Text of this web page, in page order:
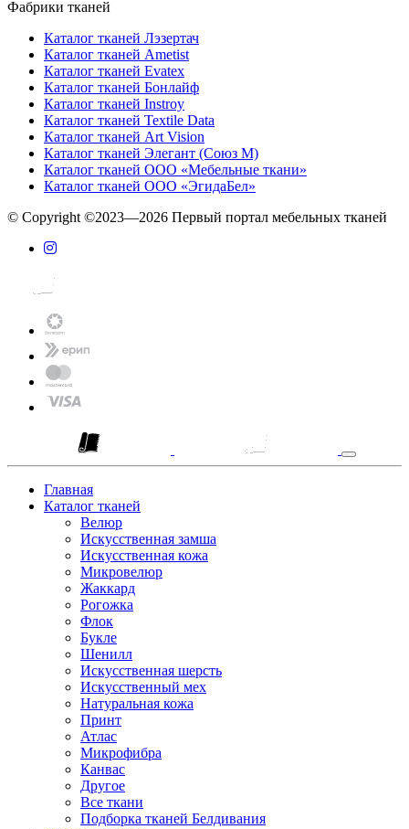
Фабрики тканей
Каталог тканей Лэзертач
Каталог тканей Ametist
Каталог тканей Evatex
Каталог тканей Бонлайф
Каталог тканей Instroy
Каталог тканей Textile Data
Каталог тканей Art Vision
Каталог тканей Элегант (Союз М)
Каталог тканей ООО «Мебельные ткани»
Каталог тканей ООО «ЭгидаБел»
© Copyright ©2023—2026 Первый портал мебельных тканей
Главная
Каталог тканей
Велюр
Искусственная замша
Искусственная кожа
Микровелюр
Жаккард
Рогожка
Флок
Букле
Шенилл
Искусственная шерсть
Искусственный мех
Натуральная кожа
Принт
Атлас
Микрофибра
Канвас
Другое
Все ткани
Подборка тканей Белдивания